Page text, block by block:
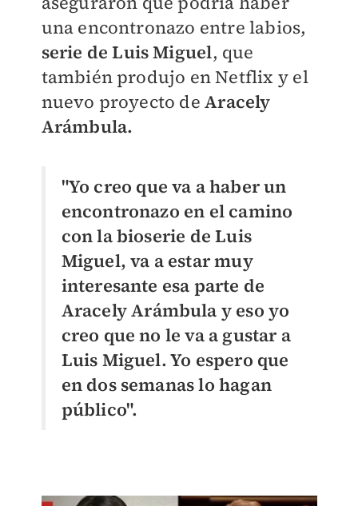
una encontronazo entre labios,
serie de Luis Miguel, que
también produjo en Netflix y el
nuevo proyecto deAracely
Arámbula.
"Yo creo que va a haber un
encontronazo en el camino
con la bioserie de Luis
Miguel, va a estar muy
interesante esa parte de
Aracely Arámbula y eso yo
creo que no le va a gustar a
Luis Miguel. Yo espero que
en dos semanas lo hagan
público".